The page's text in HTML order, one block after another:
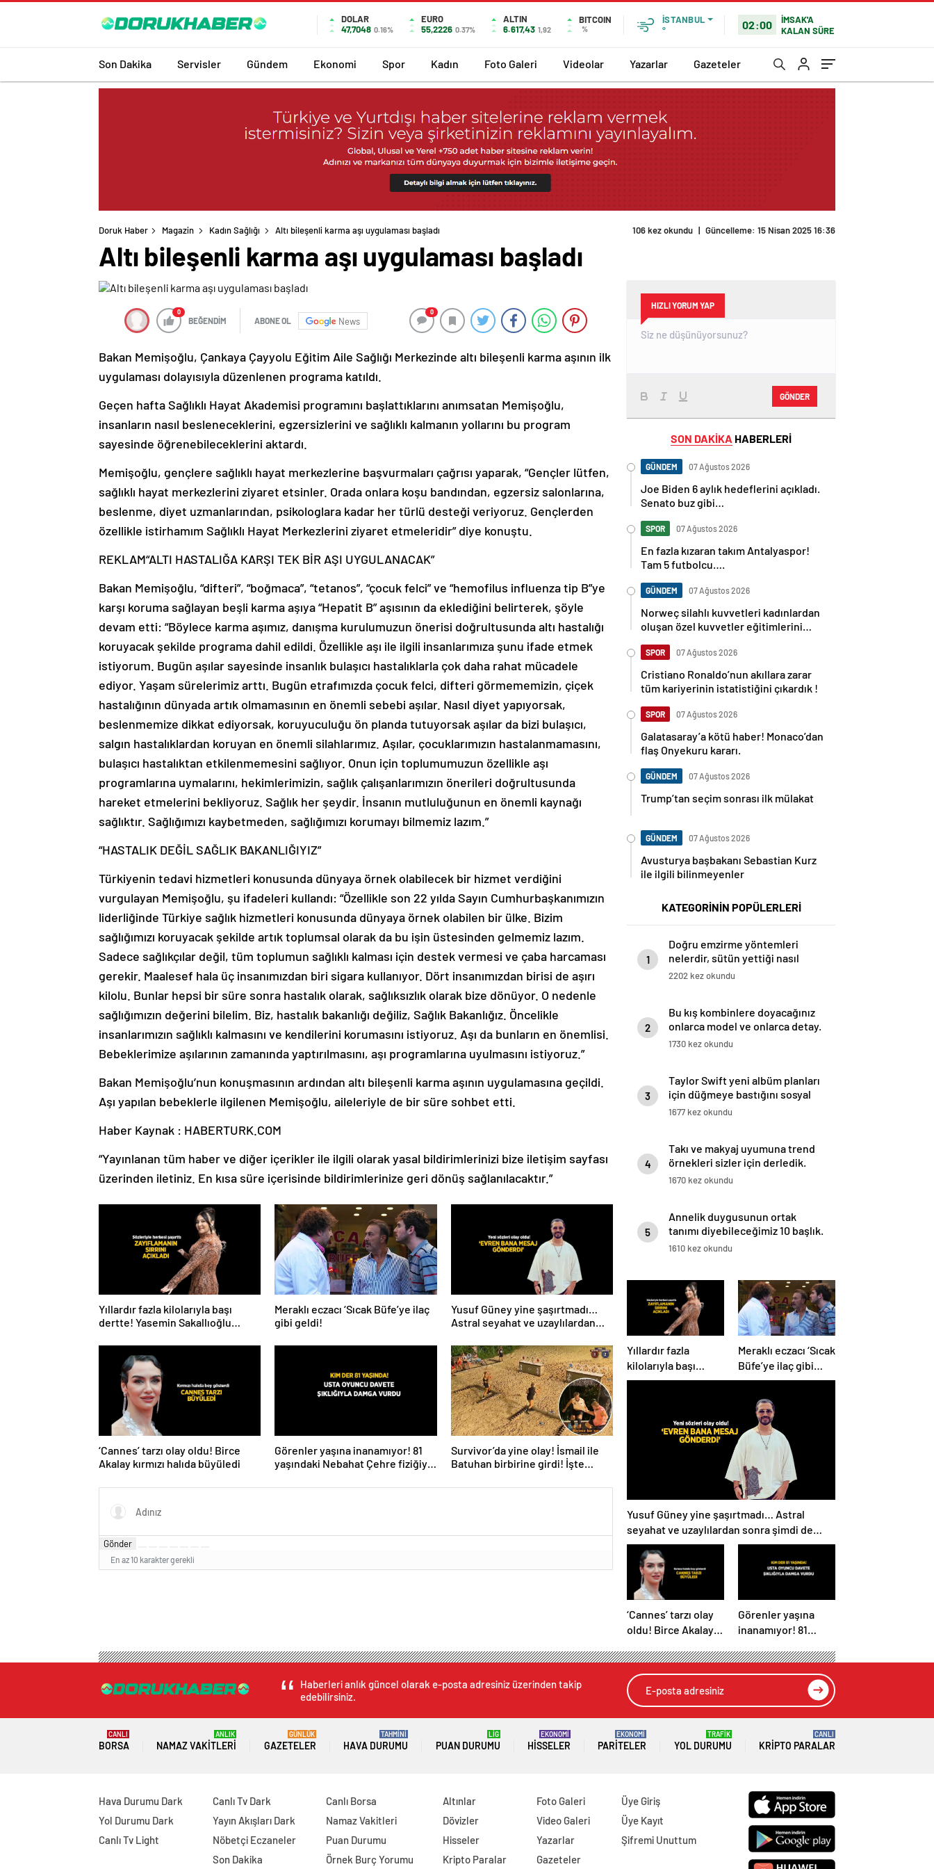
DOLAR
47,7048 0.16%
EURO
55,2226 0.37%
ALTIN
6.617,43 1,92
BITCOIN
%
İSTANBUL
°
02:00
İMSAK'A
KALAN SÜRE
Son Dakika Servisler Gündem Ekonomi Spor Kadın Foto Galeri Videolar Yazarlar Gazeteler
Doruk Haber Magazin Kadın Sağlığı Altı bileşenli karma aşı uygulaması başladı 106 kez okundu | Güncelleme: 15 Nisan 2025 16:36
Altı bileşenli karma aşı uygulaması başladı
0
BEĞENDİM ABONE OL News
0
Bakan Memişoğlu, Çankaya Çayyolu Eğitim Aile Sağlığı Merkezinde altı bileşenli karma aşının ilk
uygulaması dolayısıyla düzenlenen programa katıldı.
Geçen hafta Sağlıklı Hayat Akademisi programını başlattıklarını anımsatan Memişoğlu,
insanların nasıl besleneceklerini, egzersizlerini ve sağlıklı kalmanın yollarını bu program
sayesinde öğrenebileceklerini aktardı.
Memişoğlu, gençlere sağlıklı hayat merkezlerine başvurmaları çağrısı yaparak, “Gençler lütfen,
sağlıklı hayat merkezlerini ziyaret etsinler. Orada onlara koşu bandından, egzersiz salonlarına,
beslenme, diyet uzmanlarından, psikologlara kadar her türlü desteği veriyoruz. Gençlerden
özellikle istirhamım Sağlıklı Hayat Merkezlerini ziyaret etmeleridir” diye konuştu.
REKLAM“ALTI HASTALIĞA KARŞI TEK BİR AŞI UYGULANACAK”
Bakan Memişoğlu, “difteri”, “boğmaca”, “tetanos”, “çocuk felci” ve “hemofilus influenza tip B”ye
karşı koruma sağlayan beşli karma aşıya “Hepatit B” aşısının da eklediğini belirterek, şöyle
devam etti: “Böylece karma aşımız, danışma kurulumuzun önerisi doğrultusunda altı hastalığı
koruyacak şekilde programa dahil edildi. Özellikle aşı ile ilgili insanlarımıza şunu ifade etmek
istiyorum. Bugün aşılar sayesinde insanlık bulaşıcı hastalıklarla çok daha rahat mücadele
ediyor. Yaşam sürelerimiz arttı. Bugün etrafımızda çocuk felci, difteri görmememizin, çiçek
hastalığının dünyada artık olmamasının en önemli sebebi aşılar. Nasıl diyet yapıyorsak,
beslenmemize dikkat ediyorsak, koruyuculuğu ön planda tutuyorsak aşılar da bizi bulaşıcı,
salgın hastalıklardan koruyan en önemli silahlarımız. Aşılar, çocuklarımızın hastalanmamasını,
bulaşıcı hastalıktan etkilenmemesini sağlıyor. Onun için toplumumuzun özellikle aşı
programlarına uymalarını, hekimlerimizin, sağlık çalışanlarımızın önerileri doğrultusunda
hareket etmelerini bekliyoruz. Sağlık her şeydir. İnsanın mutluluğunun en önemli kaynağı
sağlıktır. Sağlığımızı kaybetmeden, sağlığımızı korumayı bilmemiz lazım.”
“HASTALIK DEĞİL SAĞLIK BAKANLIĞIYIZ”
Türkiyenin tedavi hizmetleri konusunda dünyaya örnek olabilecek bir hizmet verdiğini
vurgulayan Memişoğlu, şu ifadeleri kullandı: “Özellikle son 22 yılda Sayın Cumhurbaşkanımızın
liderliğinde Türkiye sağlık hizmetleri konusunda dünyaya örnek olabilen bir ülke. Bizim
sağlığımızı koruyacak şekilde artık toplumsal olarak da bu işin üstesinden gelmemiz lazım.
Sadece sağlıkçılar değil, tüm toplumun sağlıklı kalması için destek vermesi ve çaba harcaması
gerekir. Maalesef hala üç insanımızdan biri sigara kullanıyor. Dört insanımızdan birisi de aşırı
kilolu. Bunlar hepsi bir süre sonra hastalık olarak, sağlıksızlık olarak bize dönüyor. O nedenle
sağlığımızın değerini bilelim. Biz, hastalık bakanlığı değiliz, Sağlık Bakanlığız. Öncelikle
insanlarımızın sağlıklı kalmasını ve kendilerini korumasını istiyoruz. Aşı da bunların en önemlisi.
Bebeklerimize aşılarının zamanında yaptırılmasını, aşı programlarına uyulmasını istiyoruz.”
Bakan Memişoğlu’nun konuşmasının ardından altı bileşenli karma aşının uygulamasına geçildi.
Aşı yapılan bebeklerle ilgilenen Memişoğlu, aileleriyle de bir süre sohbet etti.
Haber Kaynak : HABERTURK.COM
“Yayınlanan tüm haber ve diğer içerikler ile ilgili olarak yasal bildirimlerinizi bize iletişim sayfası
üzerinden iletiniz. En kısa süre içerisinde bildirimlerinize geri dönüş sağlanılacaktır.”
Yıllardır fazla kilolarıyla başı
dertte! Yasemin Sakallıoğlu
Meraklı eczacı ‘Sıcak Büfe’ye ilaç
gibi geldi!
Yusuf Güney yine şaşırtmadı…
Astral seyahat ve uzaylılardan
mesaj gönderdi’
‘Cannes’ tarzı olay oldu! Birce
Akalay kırmızı halıda büyüledi
Görenler yaşına inanamıyor! 81
yaşındaki Nebahat Çehre fiziğiyle
Survivor’da yine olay! İsmail ile
Batuhan birbirine girdi! İşte
Gönder
En az 10 karakter gerekli
HIZLI YORUM YAP
GÖNDER
SON DAKİKA HABERLERİ
GÜNDEM 07 Ağustos 2026
Joe Biden 6 aylık hedeflerini açıkladı.
Senato buz gibi…
SPOR 07 Ağustos 2026
En fazla kızaran takım Antalyaspor!
Tam 5 futbolcu….
GÜNDEM 07 Ağustos 2026
Norweç silahlı kuvvetleri kadınlardan
oluşan özel kuvvetler eğitimlerini
SPOR 07 Ağustos 2026
Cristiano Ronaldo’nun akıllara zarar
tüm kariyerinin istatistiğini çıkardık !
SPOR 07 Ağustos 2026
Galatasaray’a kötü haber! Monaco’dan
flaş Onyekuru kararı.
GÜNDEM 07 Ağustos 2026
Trump’tan seçim sonrası ilk mülakat
GÜNDEM 07 Ağustos 2026
Avusturya başbakanı Sebastian Kurz
ile ilgili bilinmeyenler
KATEGORİNİN POPÜLERLERİ
1
Doğru emzirme yöntemleri
nelerdir, sütün yettiği nasıl
anlaşılır?
2202 kez okundu
2
Bu kış kombinlere doyacağınız
onlarca model ve onlarca detay.
1730 kez okundu
3
Taylor Swift yeni albüm planları
için düğmeye bastığını sosyal
medyadan duyurdu!
1677 kez okundu
4
Takı ve makyaj uyumuna trend
örnekleri sizler için derledik.
1670 kez okundu
5
Annelik duygusunun ortak
tanımı diyebileceğimiz 10 başlık.
1610 kez okundu
Yıllardır fazla
kilolarıyla başı
dertte! Yasemin
sırrını açıkladı
Meraklı eczacı ‘Sıcak
Büfe’ye ilaç gibi
geldi!
Yusuf Güney yine şaşırtmadı… Astral
seyahat ve uzaylılardan sonra şimdi de
evren! ‘Bana mesaj gönderdi’
‘Cannes’ tarzı olay
oldu! Birce Akalay
büyüledi
Görenler yaşına
inanamıyor! 81
Çehre fiziğiyle
gençlere taş
Haberleri anlık güncel olarak e-posta adresiniz üzerinden takip
edebilirsiniz.
BORSA
CANLI
NAMAZ VAKITLERI
ANLIK
GAZETELER
GÜNLÜK
HAVA DURUMU
TAHMİNİ
PUAN DURUMU
LİG
HISSELER
EKONOMİ
PARITELER
EKONOMİ
YOL DURUMU
TRAFİK
KRIPTO PARALAR
CANLI
Hava Durumu Dark
Yol Durumu Dark
Canlı Tv Light
Canlı Tv Dark
Yayın Akışları Dark
Nöbetçi Eczaneler
Son Dakika
Canlı Borsa
Namaz Vakitleri
Puan Durumu
Örnek Burç Yorumu
Altınlar
Dövizler
Hisseler
Kripto Paralar
Foto Galeri
Video Galeri
Yazarlar
Gazeteler
Üye Giriş
Üye Kayıt
Şifremi Unuttum